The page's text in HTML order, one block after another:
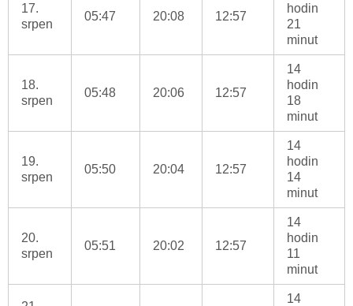
17.
srpen
05:47 20:08 12:57
hodin
21
minut
18.
srpen
05:48 20:06 12:57
14
hodin
18
minut
19.
srpen
05:50 20:04 12:57
14
hodin
14
minut
20.
srpen
05:51 20:02 12:57
14
hodin
11
minut
14